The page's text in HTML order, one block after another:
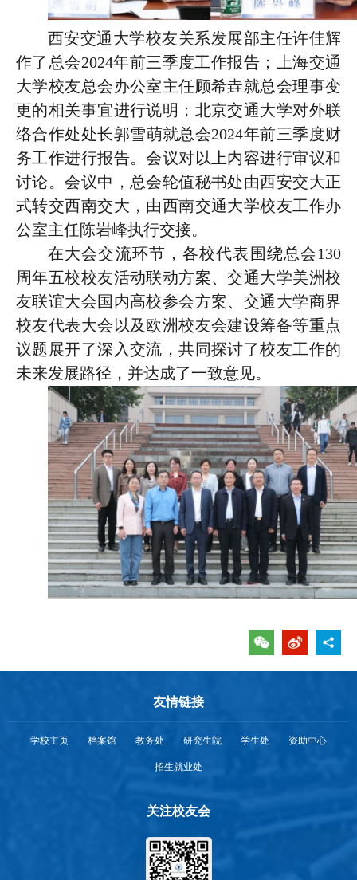
西安交通大学校友关系发展部主任许佳辉
作了 总会2024年前三季度工作报告 ；上海交通
大学校友总会办公室主任顾希垚就总会理事变
更的相关事宜进行说明； 北京交通大学对外联
络合作处处长郭雪萌就总会2024年前三季度财
务工作进行报告。会议对以上内容进行审议和
讨论。会议中，总会轮值秘书处由西安交大正
式转交西南交大，由西南交通大学校友工作办
公室主任陈岩峰执行交接。
在大会交流环节，各校代表围绕总会130
周年五校校友活动联动方案、交通大学美洲校
友联谊大会国内高校参会方案、交通大学商界
校友代表大会以及欧洲校友会建设筹备等重点
议题展开了深入交流，共同探讨了校友工作的
未来发展路径，并达成了一致意见。
友情链接
学校主页 档案馆 教务处 研究生院 学生处 资助中心
招生就业处
关注校友会